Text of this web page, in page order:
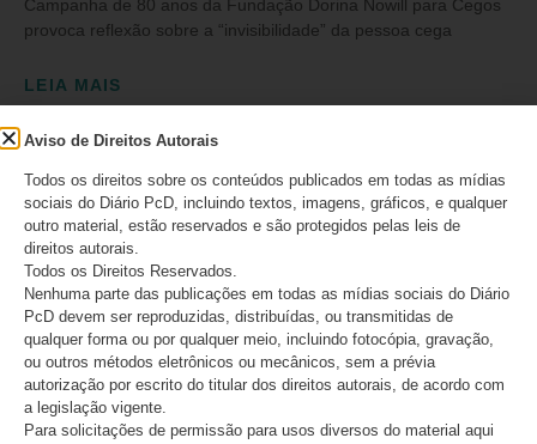
Campanha de 80 anos da Fundação Dorina Nowill para Cegos
provoca reflexão sobre a “invisibilidade” da pessoa cega
LEIA MAIS
02/06/2026 1 comentário
SIGA
INSCREVA-SE EM NOSSO CANAL
Aviso de Direitos Autorais
Todos os direitos sobre os conteúdos publicados em todas as mídias
sociais do Diário PcD, incluindo textos, imagens, gráficos, e qualquer
outro material, estão reservados e são protegidos pelas leis de
direitos autorais.
Todos os Direitos Reservados.
Nenhuma parte das publicações em todas as mídias sociais do Diário
PcD devem ser reproduzidas, distribuídas, ou transmitidas de
qualquer forma ou por qualquer meio, incluindo fotocópia, gravação,
ou outros métodos eletrônicos ou mecânicos, sem a prévia
autorização por escrito do titular dos direitos autorais, de acordo com
a legislação vigente.
Para solicitações de permissão para usos diversos do material aqui